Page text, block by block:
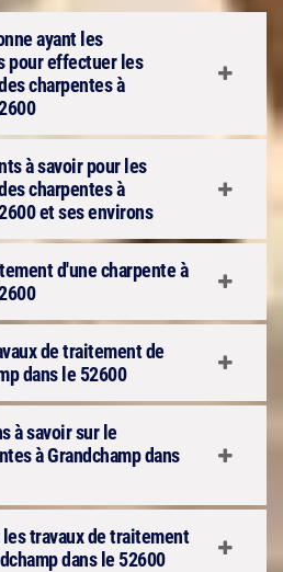
ayant les
pour effectuer les
charpentes à
à savoir pour les
charpentes à
et ses environs
d'une charpente à
de traitement de
dans le 52600
à savoir sur le
à Grandchamp dans
travaux de traitement
dans le 52600